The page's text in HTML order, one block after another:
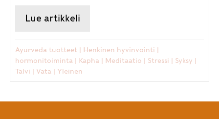
Lue artikkeli
Ayurveda tuotteet | Henkinen hyvinvointi |
hormonitoiminta | Kapha | Meditaatio | Stressi | Syksy |
Talvi | Vata | Yleinen